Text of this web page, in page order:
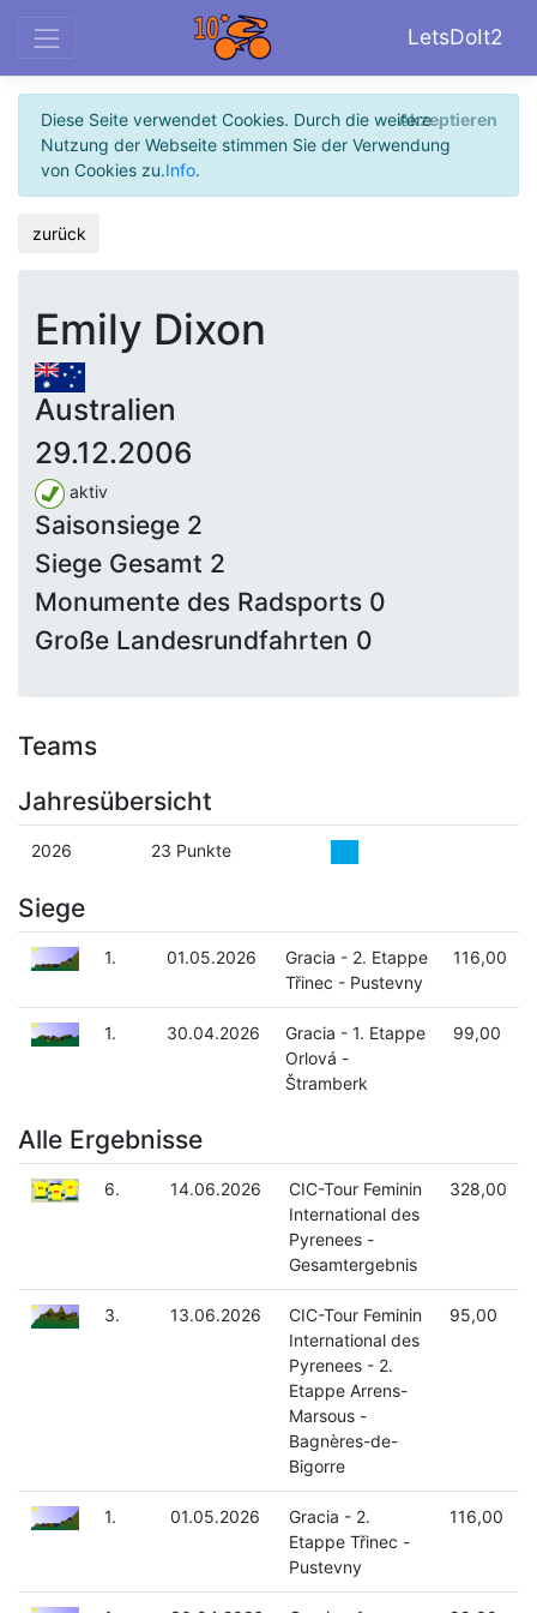
LetsDoIt2
Diese Seite verwendet Cookies. Durch die weitere
Nutzung der Webseite stimmen Sie der Verwendung
von Cookies zu.Info.
Akzeptieren
zurück
Emily Dixon
Australien
29.12.2006
aktiv
Saisonsiege 2
Siege Gesamt 2
Monumente des Radsports 0
Große Landesrundfahrten 0
Teams
Jahresübersicht
2026 23 Punkte
Siege
1. 01.05.2026
Gracia - 2. Etappe
Třinec - Pustevny
116,00
1. 30.04.2026
Gracia - 1. Etappe
Orlová -
Štramberk
99,00
Alle Ergebnisse
6. 14.06.2026
CIC-Tour Feminin
International des
Pyrenees -
Gesamtergebnis
328,00
3. 13.06.2026
CIC-Tour Feminin
International des
Pyrenees - 2.
Etappe Arrens-
Marsous -
Bagnères-de-
Bigorre
95,00
1. 01.05.2026
Gracia - 2.
Etappe Třinec -
Pustevny
116,00